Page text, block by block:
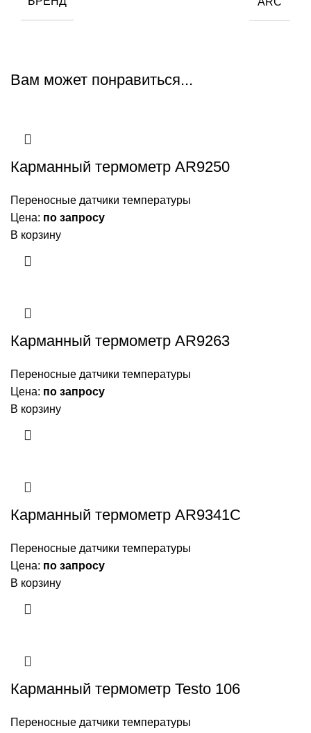
Вам может понравиться...
Карманный термометр AR9250
Переносные датчики температуры
Цена: по запросу
В корзину
Карманный термометр AR9263
Переносные датчики температуры
Цена: по запросу
В корзину
Карманный термометр AR9341C
Переносные датчики температуры
Цена: по запросу
В корзину
Карманный термометр Testo 106
Переносные датчики температуры